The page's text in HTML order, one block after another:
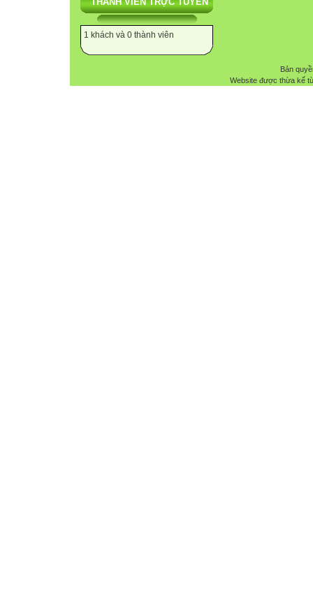
1 khách và 0 thành viên
Bản
Website được thừa kế